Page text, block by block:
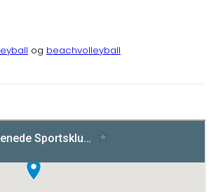
og beachvolleyball